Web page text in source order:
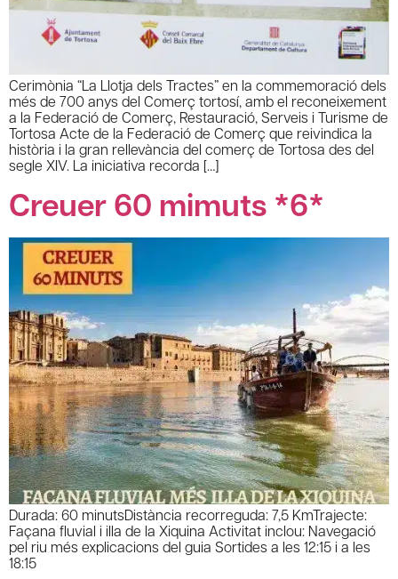
Cerimònia “La Llotja dels Tractes” en la commemoració dels
més de 700 anys del Comerç tortosí, amb el reconeixement
a la Federació de Comerç, Restauració, Serveis i Turisme de
Tortosa Acte de la Federació de Comerç que reivindica la
història i la gran rellevància del comerç de Tortosa des del
segle XIV. La iniciativa recorda […]
Creuer 60 mimuts *6*
Durada: 60 minutsDistància recorreguda: 7,5 KmTrajecte:
Façana fluvial i illa de la Xiquina Activitat inclou: Navegació
pel riu més explicacions del guia Sortides a les 12:15 i a les
18:15